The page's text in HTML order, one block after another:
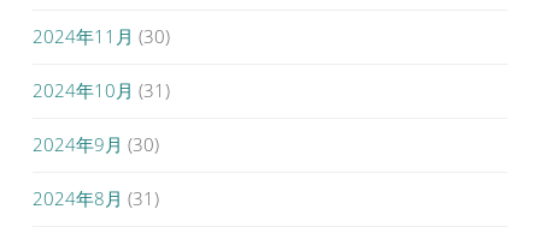
2024年11月 (30)
2024年10月 (31)
2024年9月 (30)
2024年8月 (31)